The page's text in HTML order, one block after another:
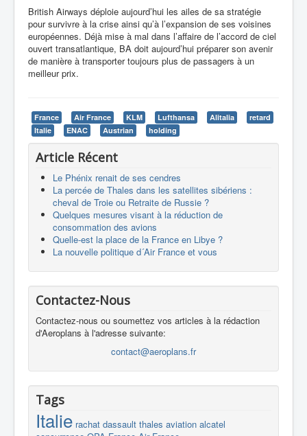
British Airways déploie aujourd’hui les ailes de sa stratégie
pour survivre à la crise ainsi qu’à l’expansion de ses voisines
européennes. Déjà mise à mal dans l’affaire de l’accord de ciel
ouvert transatlantique, BA doit aujourd’hui préparer son avenir
de manière à transporter toujours plus de passagers à un
meilleur prix.
France Air France KLM Lufthansa Alitalia
retard
Italie
ENAC Austrian holding
Article Récent
Le Phénix renait de ses cendres
La percée de Thales dans les satellites sibériens :
cheval de Troie ou Retraite de Russie ?
Quelques mesures visant à la réduction de
consommation des avions
Quelle-est la place de la France en Libye ?
La nouvelle politique d´Air France et vous
Contactez-Nous
Contactez-nous ou soumettez vos articles à la rédaction
d'Aeroplans à l'adresse suivante:
contact@aeroplans.fr
Tags
Italie rachat dassault thales aviation alcatel